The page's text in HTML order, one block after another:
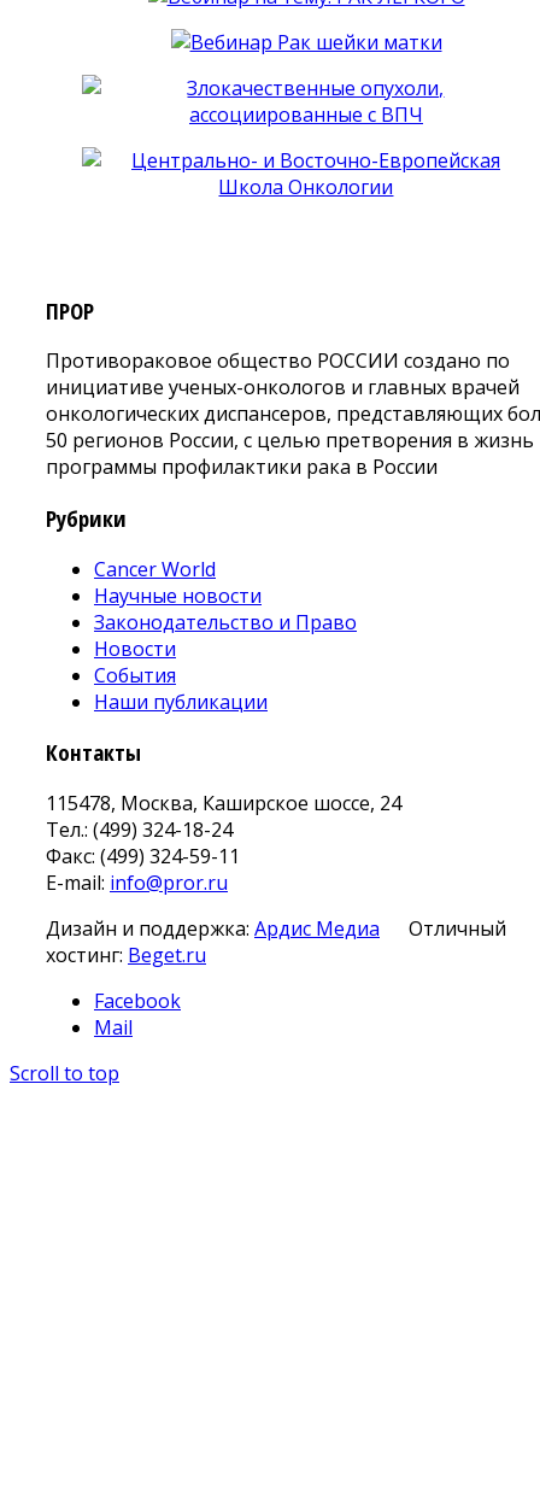
ПРОР
Противораковое общество РОССИИ создано по
инициативе ученых-онкологов и главных врачей
онкологических диспансеров, представляющих
50 регионов России, с целью претворения в жизнь
программы профилактики рака в России
Рубрики
Cancer World
Научные новости
Законодательство и Право
Новости
События
Наши публикации
Контакты
115478, Москва, Каширское шоссе, 24
Тел.: (499) 324-18-24
Факс: (499) 324-59-11
E-mail: info@pror.ru
Дизайн и поддержка: Ардис Медиа
Отличный
хостинг: Beget.ru
Facebook
Mail
Scroll to top